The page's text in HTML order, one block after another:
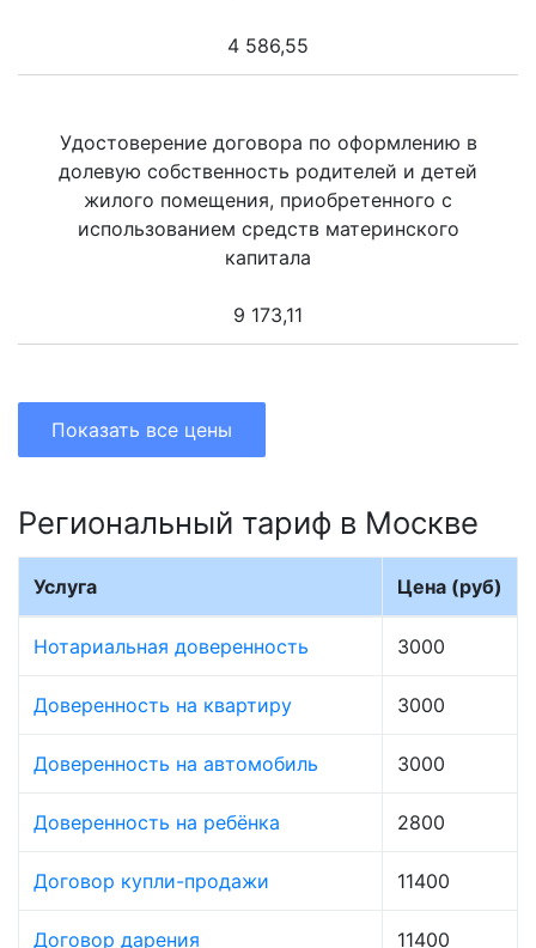
4 586,55
Удостоверение договора по оформлению в
долевую собственность родителей и детей
жилого помещения, приобретенного с
использованием средств материнского
капитала
9 173,11
Показать все цены
Региональный тариф в Москве
Услуга Цена (руб)
Нотариальная доверенность 3000
Доверенность на квартиру 3000
Доверенность на автомобиль 3000
Доверенность на ребёнка 2800
Договор купли-продажи 11400
Договор дарения 11400